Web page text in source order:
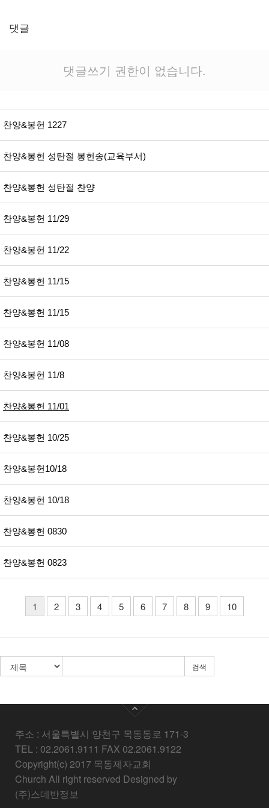
댓글
댓글쓰기 권한이 없습니다.
찬양&봉헌 1227
찬양&봉헌 성탄절 봉헌송(교육부서)
찬양&봉헌 성탄절 찬양
찬양&봉헌 11/29
찬양&봉헌 11/22
찬양&봉헌 11/15
찬양&봉헌 11/15
찬양&봉헌 11/08
찬양&봉헌 11/8
찬양&봉헌 11/01
찬양&봉헌 10/25
찬양&봉헌10/18
찬양&봉헌 10/18
찬양&봉헌 0830
찬양&봉헌 0823
1 2 3 4 5 6 7 8 9 10
검색
주소 : 서울특별시 양천구 목동동로 171-3
TEL : 02.2061.9111 FAX 02.2061.9122
Copyright(c) 2017 목동제자교회
Church All right reserved Designed by
(주)스데반정보